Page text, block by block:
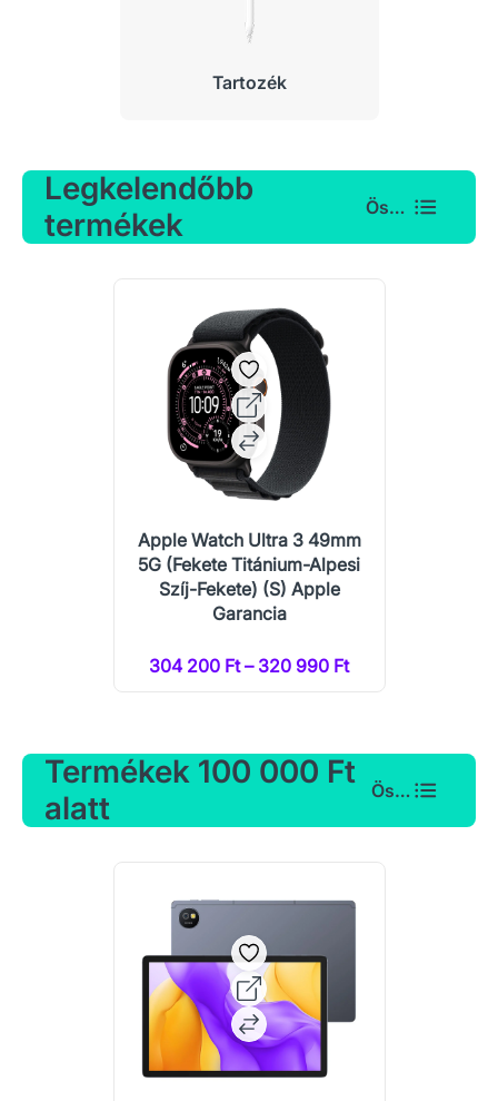
Tartozék
Legkelendőbb
termékek
Összes
Apple Watch Ultra 3 49mm
5G (Fekete Titánium-Alpesi
Szíj-Fekete) (S) Apple
Garancia
304 200 Ft – 320 990 Ft
Termékek 100 000 Ft
alatt
Összes